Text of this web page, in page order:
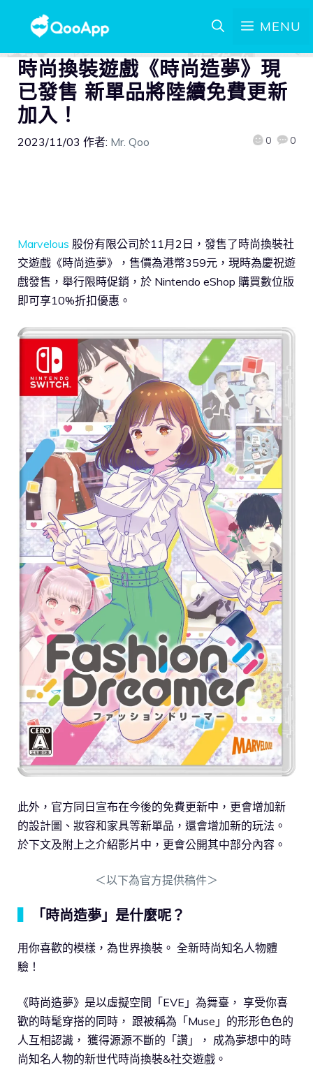
MENU
時尚換裝遊戲《時尚造夢》現
已發售 新單品將陸續免費更新
加入！
2023/11/03 作者: Mr. Qoo 0 0
Marvelous 股份有限公司於11月2日，發售了時尚換裝社
交遊戲《時尚造夢》，售價為港幣359元，現時為慶祝遊
戲發售，舉行限時促銷，於 Nintendo eShop 購買數位版
即可享10%折扣優惠。
此外，官方同日宣布在今後的免費更新中，更會增加新
的設計圖、妝容和家具等新單品，還會增加新的玩法。
於下文及附上之介紹影片中，更會公開其中部分內容。
＜以下為官方提供稿件＞
「時尚造夢」是什麼呢？
用你喜歡的模樣，為世界換裝。 全新時尚知名人物體
驗！
《時尚造夢》是以虛擬空間「EVE」為舞臺， 享受你喜
歡的時髦穿搭的同時， 跟被稱為「Muse」的形形色色的
人互相認識， 獲得源源不斷的「讚」， 成為夢想中的時
尚知名人物的新世代時尚換裝&社交遊戲。